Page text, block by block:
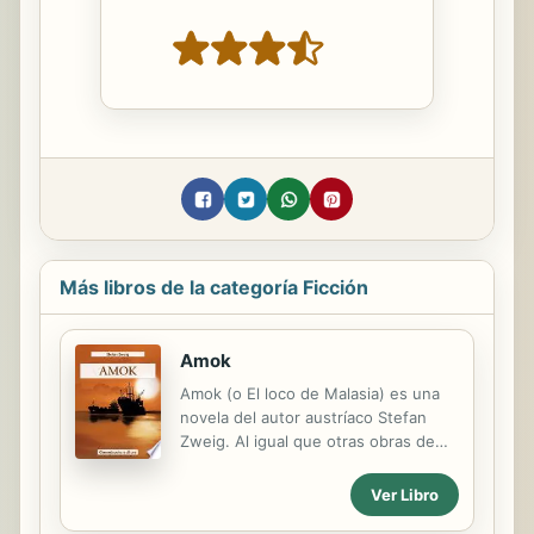
Más libros de la categoría Ficción
Amok
Amok (o El loco de Malasia) es una
novela del autor austríaco Stefan
Zweig. Al igual que otras obras de
psicoanalíticos. ... Se trata de una
obsesión extrema, que lleva al
Ver Libro